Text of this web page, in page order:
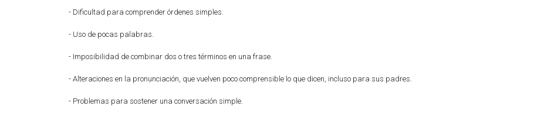
- Dificultad para comprender órdenes simples.
- Uso de pocas palabras.
- Imposibilidad de combinar dos o tres términos en una frase.
- Alteraciones en la pronunciación, que vuelven poco comprensible lo que dicen, incluso para sus padres.
- Problemas para sostener una conversación simple.